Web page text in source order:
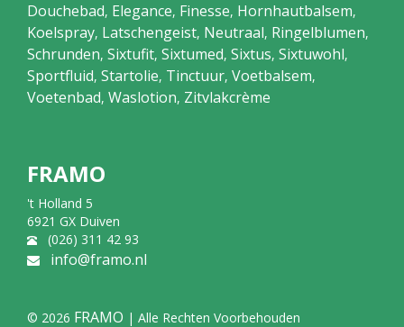
Douchebad, Elegance, Finesse, Hornhautbalsem,
Koelspray, Latschengeist, Neutraal, Ringelblumen,
Schrunden, Sixtufit, Sixtumed, Sixtus, Sixtuwohl,
Sportfluid, Startolie, Tinctuur, Voetbalsem,
Voetenbad, Waslotion, Zitvlakcrème
FRAMO
't Holland 5
6921 GX Duiven
(026) 311 42 93
info@framo.nl
© 2026 FRAMO | Alle Rechten Voorbehouden